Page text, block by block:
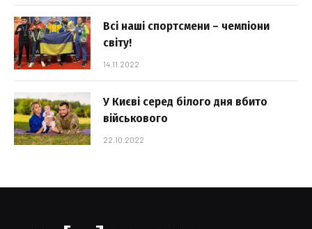
Всі наші спортсмени – чемпіони
світу!
14.11.2022
У Києві серед білого дня вбито
військового
22.10.2022